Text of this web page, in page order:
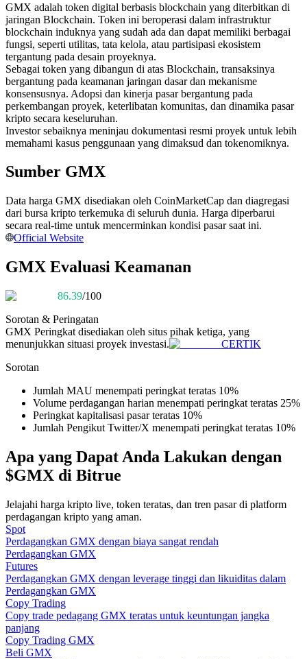
Copy Trading
Bergabunglah dengan pedagang top
Nikmati pembagian keuntungan dan komisi copy trading
Informasi
Memandu
Panduan Pemula Berjangka
GMX adalah token digital berbasis blockchain yang diterbitkan di
jaringan Blockchain. Token ini beroperasi dalam infrastruktur
blockchain induknya yang sudah ada dan dapat memiliki berbagai
fungsi, seperti utilitas, tata kelola, atau partisipasi ekosistem
tergantung pada desain proyeknya.
Sebagai token yang dibangun di atas Blockchain, transaksinya
bergantung pada keamanan jaringan dasar dan mekanisme
konsensusnya. Adopsi dan kinerja pasar bergantung pada
perkembangan proyek, keterlibatan komunitas, dan dinamika pasar
kripto secara keseluruhan.
Investor sebaiknya meninjau dokumentasi resmi proyek untuk lebih
memahami kasus penggunaan yang dimaksud dan tokenomiknya.
Sumber GMX
Data harga GMX disediakan oleh CoinMarketCap dan diagregasi
dari bursa kripto terkemuka di seluruh dunia. Harga diperbarui
secara real-time untuk mencerminkan kondisi pasar saat ini.
Official Website
GMX Evaluasi Keamanan
86.39/100
Sorotan & Peringatan
GMX Peringkat disediakan oleh situs pihak ketiga, yang
menunjukkan situasi proyek investasi.
CERTIK
Sorotan
Jumlah MAU menempati peringkat teratas 10%
Volume perdagangan harian menempati peringkat teratas 25%
Peringkat kapitalisasi pasar teratas 10%
Jumlah Pengikut Twitter/X menempati peringkat teratas 10%
Apa yang Dapat Anda Lakukan dengan
$GMX di Bitrue
Jelajahi harga kripto live, token teratas, dan tren pasar di platform
perdagangan kripto yang aman.
Spot
Perdagangkan GMX dengan biaya sangat rendah
Perdagangkan GMX
Futures
Perdagangkan GMX dengan leverage tinggi dan likuiditas dalam
Perdagangkan GMX
Copy Trading
Copy trade pedagang GMX teratas untuk keuntungan jangka
panjang
Copy Trading GMX
Beli GMX